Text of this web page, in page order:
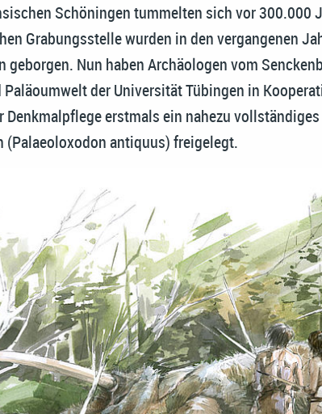
Schöningen tummelten sich vor 300.000
Grabungsstelle wurden in den vergangenen
geborgen. Nun haben Archäologen vom
der Universität Tübingen in
Denkmalpflege erstmals ein nahezu
(Palaeoloxodon antiquus) freigelegt.